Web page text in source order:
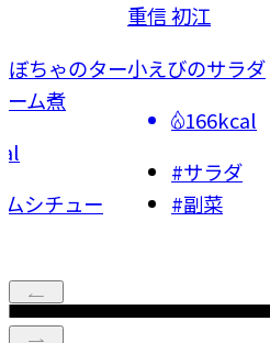
ダ
重信 初江
ベビーリーフと
#サラダ